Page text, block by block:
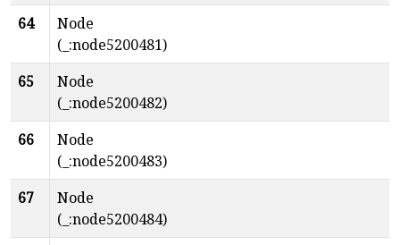
64
Node
(_:node5200481)
65
Node
(_:node5200482)
66
Node
(_:node5200483)
67
Node
(_:node5200484)